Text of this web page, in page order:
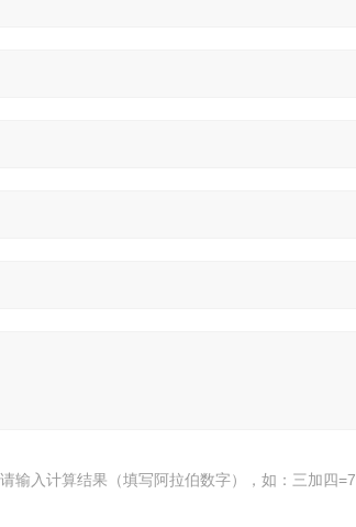
请输入计算结果（填写阿拉伯数字），如：三加四=7